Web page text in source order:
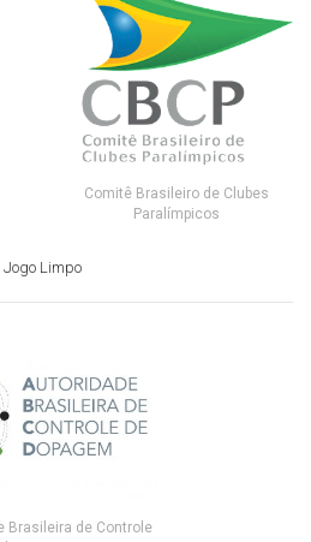
Comitê Brasileiro de Clubes
Paralímpicos
Jogo Limpo
Brasileira de Controle